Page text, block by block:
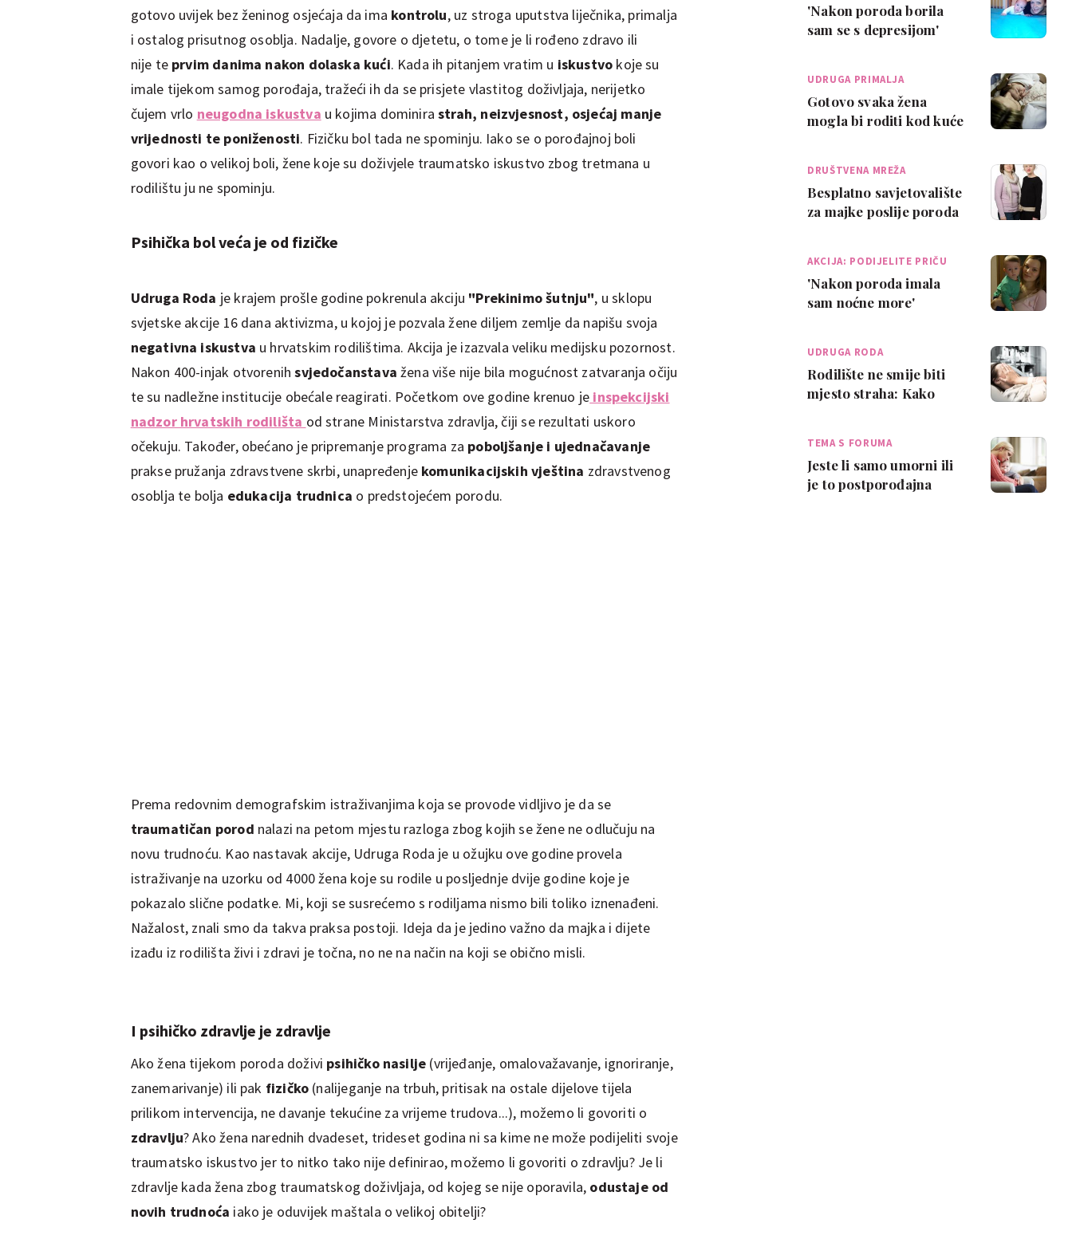
gotovo uvijek bez ženinog osjećaja da ima kontrolu, uz stroga uputstva liječnika, primalja
i ostalog prisutnog osoblja. Nadalje, govore o djetetu, o tome je li rođeno zdravo ili
nije te prvim danima nakon dolaska kući. Kada ih pitanjem vratim u iskustvo koje su
imale tijekom samog porođaja, tražeći ih da se prisjete vlastitog doživljaja, nerijetko
čujem vrlo neugodna iskustva u kojima dominirastrah, neizvjesnost, osjećaj manje
vrijednosti te poniženosti. Fizičku bol tada ne spominju. Iako se o porođajnoj boli
govori kao o velikoj boli, žene koje su doživjele traumatsko iskustvo zbog tretmana u
rodilištu ju ne spominju.
Psihička bol veća je od fizičke
Udruga Roda je krajem prošle godine pokrenula akciju "Prekinimo šutnju", u sklopu
svjetske akcije 16 dana aktivizma, u kojoj je pozvala žene diljem zemlje da napišu svoja
negativna iskustva u hrvatskim rodilištima. Akcija je izazvala veliku medijsku pozornost.
Nakon 400-injak otvorenihsvjedočanstavažena više nije bila mogućnost zatvaranja očiju
te su nadležne institucije obećale reagirati. Početkom ove godine krenuo je inspekcijski
nadzor hrvatskih rodilišta od strane Ministarstva zdravlja, čiji se rezultati uskoro
očekuju. Također, obećano je pripremanje programa za poboljšanje i ujednačavanje
prakse pružanja zdravstvene skrbi, unapređenje komunikacijskih vještina zdravstvenog
osoblja te bolja edukacija trudnica o predstojećem porodu.
Prema redovnim demografskim istraživanjima koja se provode vidljivo je da se
traumatičan porod nalazi na petom mjestu razloga zbog kojih se žene ne odlučuju na
novu trudnoću. Kao nastavak akcije, Udruga Roda je u ožujku ove godine provela
istraživanje na uzorku od 4000 žena koje su rodile u posljednje dvije godine koje je
pokazalo slične podatke. Mi, koji se susrećemo s rodiljama nismo bili toliko iznenađeni.
Nažalost, znali smo da takva praksa postoji. Ideja da je jedino važno da majka i dijete
izađu iz rodilišta živi i zdravi je točna, no ne na način na koji se obično misli.
I psihičko zdravlje je zdravlje
Ako žena tijekom poroda doživi psihičko nasilje (vrijeđanje, omalovažavanje, ignoriranje,
zanemarivanje) ili pak fizičko (nalijeganje na trbuh, pritisak na ostale dijelove tijela
prilikom intervencija, ne davanje tekućine za vrijeme trudova...), možemo li govoriti o
zdravlju? Ako žena narednih dvadeset, trideset godina ni sa kime ne može podijeliti svoje
traumatsko iskustvo jer to nitko tako nije definirao, možemo li govoriti o zdravlju? Je li
zdravlje kada žena zbog traumatskog doživljaja, od kojeg se nije oporavila, odustaje od
novih trudnoća iako je oduvijek maštala o velikoj obitelji?
'Nakon poroda borila
sam se s depresijom'
UDRUGA PRIMALJA
Gotovo svaka žena
mogla bi roditi kod kuće
DRUŠTVENA MREŽA
Besplatno savjetovalište
za majke poslije poroda
AKCIJA: PODIJELITE PRIČU
'Nakon poroda imala
sam noćne more'
UDRUGA RODA
Rodilište ne smije biti
mjesto straha: Kako
TEMA S FORUMA
Jeste li samo umorni ili
je to postporođajna